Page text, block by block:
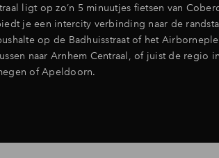
ligt op zo’n 5 minuutjes fietsen van
je een intercity verbinding naar de
op de Badhuisstraat of het
naar Arnhem Centraal, of juist de regio
of Apeldoorn.